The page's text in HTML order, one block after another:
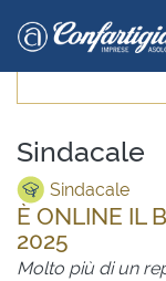
Sindacale
Sindacale
È ONLINE IL
2025
Molto più di un